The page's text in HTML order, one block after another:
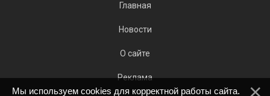
Главная
Новости
О сайте
Реклама
Мы используем cookies для корректной работы сайта.